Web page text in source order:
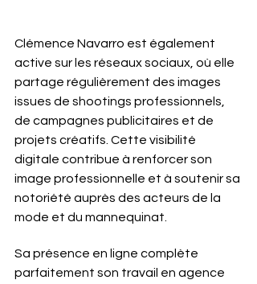
Clémence Navarro est également
active sur les réseaux sociaux, où elle
partage régulièrement des images
issues de shootings professionnels,
de campagnes publicitaires et de
projets créatifs. Cette visibilité
digitale contribue à renforcer son
image professionnelle et à soutenir sa
notoriété auprès des acteurs de la
mode et du mannequinat.
Sa présence en ligne complète
parfaitement son travail en agence